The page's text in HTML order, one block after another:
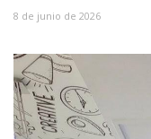
8 de junio de 2026